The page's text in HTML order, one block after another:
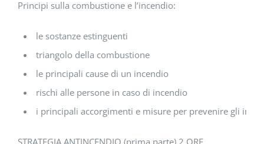
Principi sulla combustione e l’incendio:
le sostanze estinguenti
triangolo della combustione
le principali cause di un incendio
rischi alle persone in caso di incendio
i principali accorgimenti e misure per prevenire gli